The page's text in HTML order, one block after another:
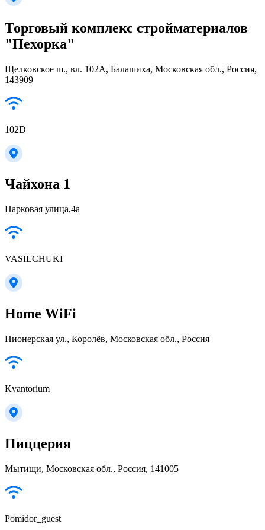
Торговый комплекс стройматериалов
"Пехорка"
Щелковское ш., вл. 102А, Балашиха, Московская обл., Россия,
143909
102D
Чайхона 1
Парковая улица,4а
VASILCHUKI
Home WiFi
Пионерская ул., Королёв, Московская обл., Россия
Kvantorium
Пиццерия
Мытищи, Московская обл., Россия, 141005
Pomidor_guest